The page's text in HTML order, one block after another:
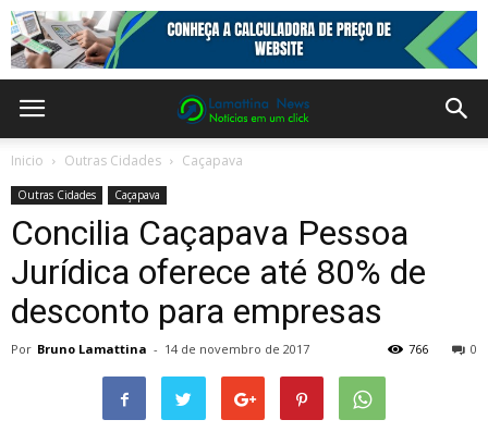
Inicio Outras Cidades Caçapava
Outras Cidades Caçapava
Concilia Caçapava Pessoa
Jurídica oferece até 80% de
desconto para empresas
Por Bruno Lamattina - 14 de novembro de 2017 0
766